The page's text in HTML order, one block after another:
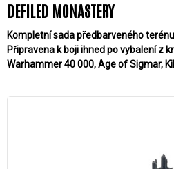
DEFILED MONASTERY
Kompletní sada předbarveného
Připravena k boji ihned po vybalení z
Warhammer 40 000, Age of Sigmar,